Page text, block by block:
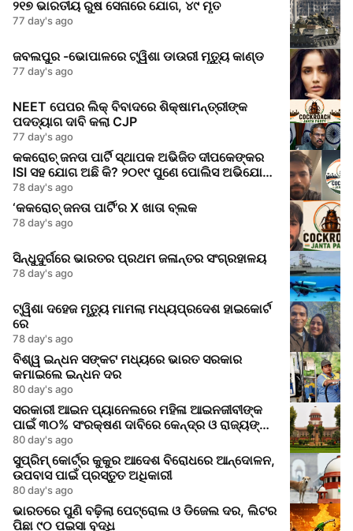
୨୧୭ ଭାରତୀୟ ରୁଷ ସେନାରେ ଯୋଗ, ୪୯ ମୃତ
77 day's ago
ଜବଲପୁର -ଭୋପାଳରେ ଟ୍ୱିଶା ଡାଉରୀ ମୃତ୍ୟୁ କାଣ୍ଡ
77 day's ago
NEET ପେପର ଲିକ୍‌ ବିବାଦରେ ଶିକ୍ଷାମନ୍ତ୍ରୀଙ୍କ
ପଦତ୍ୟାଗ ଦାବି କଲା CJP
77 day's ago
କକରୋଚ୍ ଜନତା ପାର୍ଟି ସ୍ଥାପକ ଅଭିଜିତ ଦୀପକେଙ୍କର
ISI ସହ ଯୋଗ ଅଛି କି? ୨୦୧୯ ପୁଣେ ପୋଲିସ ଅଭିଯୋଗ
କଣ କହୁଛି
78 day's ago
‘କକରୋଚ୍ ଜନତା ପାର୍ଟି’ର X ଖାତା ବ୍ଲକ
78 day's ago
ସିନ୍ଧୁଦୁର୍ଗରେ ଭାରତର ପ୍ରଥମ ଜଳାନ୍ତର ସଂଗ୍ରହାଳୟ
78 day's ago
ଟ୍ୱିଶା ଦହେଜ ମୃତ୍ୟୁ ମାମଲା ମଧ୍ୟପ୍ରଦେଶ ହାଇକୋର୍ଟ
ରେ
78 day's ago
ବିଶ୍ୱ ଇନ୍ଧନ ସଙ୍କଟ ମଧ୍ୟରେ ଭାରତ ସରକାର
କମାଇଲେ ଇନ୍ଧନ ଦର
80 day's ago
ସରକାରୀ ଆଇନ ପ୍ୟାନେଲରେ ମହିଳା ଆଇନଜୀବୀଙ୍କ
ପାଇଁ ୩୦% ସଂରକ୍ଷଣ ଦାବିରେ କେନ୍ଦ୍ର ଓ ରାଜ୍ୟଙ୍କୁ
ସୁପ୍ରିମକୋର୍ଟର ନୋଟିସ
80 day's ago
ସୁପ୍ରିମ୍ କୋର୍ଟ୍‌ର କୁକୁର ଆଦେଶ ବିରୋଧରେ ଆନ୍ଦୋଳନ,
ଉପବାସ ପାଇଁ ପ୍ରସ୍ତୁତ ଅଧିକାରୀ
80 day's ago
ଭାରତରେ ପୁଣି ବଢ଼ିଲା ପେଟ୍ରୋଲ ଓ ଡିଜେଲ ଦର, ଲିଟର
ପିଛା ୯୦ ପଇସା ବୃଦ୍ଧି